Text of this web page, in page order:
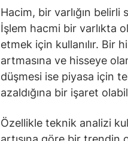
Hacim, bir varlığın
İşlem hacmi bir varlıkta
etmek için kullanılır. Bir
artmasına ve hisseye
düşmesi ise piyasa için
azaldığına bir işaret
Özellikle teknik analizi